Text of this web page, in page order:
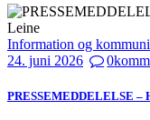
Information og
24. juni 2026
0
PRESSEMEDDELELSE –